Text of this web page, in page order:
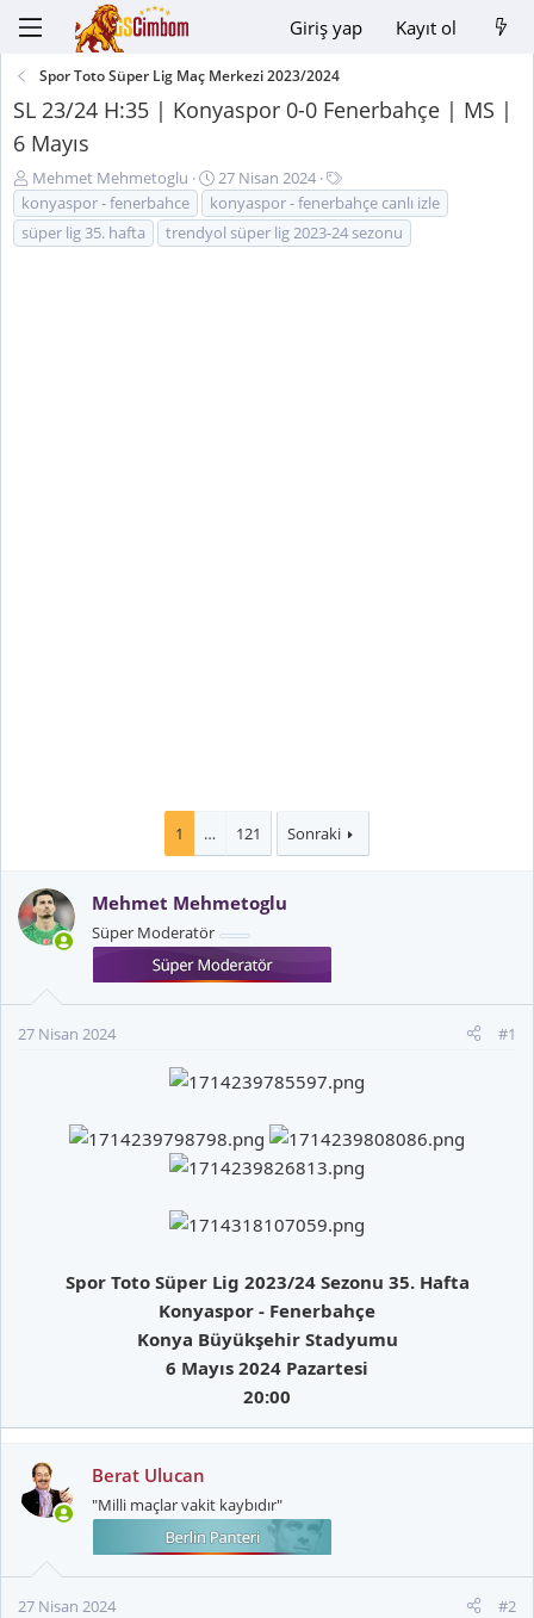
Giriş yap Kayıt ol
Spor Toto Süper Lig Maç Merkezi 2023/2024
SL 23/24 H:35 | Konyaspor 0-0 Fenerbahçe | MS |
6 Mayıs
K
o
n
u
Mehmet Mehmetoglu
B
a
ş
l
27 Nisan 2024
E
t
i
k
konyaspor - fenerbahce
konyaspor - fenerbahçe canlı izle
süper lig 35. hafta
trendyol süper lig 2023-24 sezonu
1 … 121 Sonraki
Mehmet Mehmetoglu
Süper Moderatör
27 Nisan 2024 #1
Spor Toto Süper Lig 2023/24 Sezonu 35. Hafta
Konyaspor - Fenerbahçe
Konya Büyükşehir Stadyumu
6 Mayıs 2024 Pazartesi
20:00
Berat Ulucan
"Milli maçlar vakit kaybıdır"
27 Nisan 2024 #2